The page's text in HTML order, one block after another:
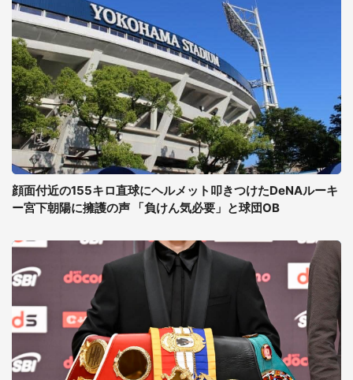
顔面付近の155キロ直球にヘルメット叩きつけたDeNAルーキ
ー宮下朝陽に擁護の声 「負けん気必要」と球団OB